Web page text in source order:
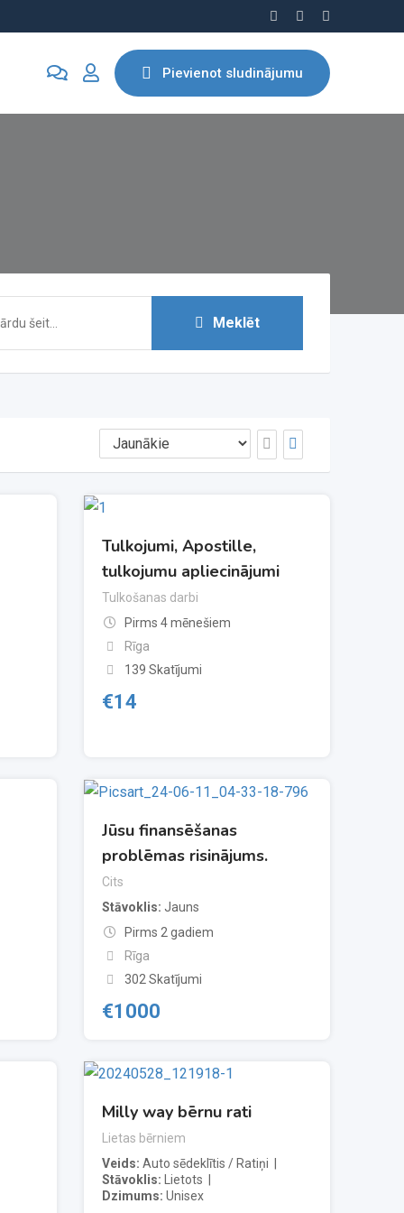
Pievienot sludinājumu
Meklēt
Tulkojumi, Apostille,
tulkojumu apliecinājumi
Tulkošanas darbi
Pirms 4 mēnešiem
Rīga
139 Skatījumi
€14
Jūsu finansēšanas
problēmas risinājums.
Cits
Stāvoklis Jauns
Pirms 2 gadiem
Rīga
302 Skatījumi
€1000
Milly way bērnu rati
Lietas bērniem
Veids Auto sēdeklītis / Ratiņi
Stāvoklis
Lietots
Dzimums Unisex